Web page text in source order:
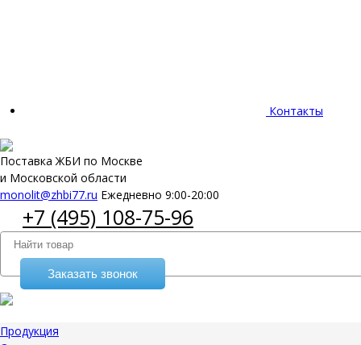
Контакты
Поставка ЖБИ по Москве
и Московской области
monolit@zhbi77.ru Ежедневно 9:00-20:00
+7 (495) 108-75-96
Заказать звонок
Продукция